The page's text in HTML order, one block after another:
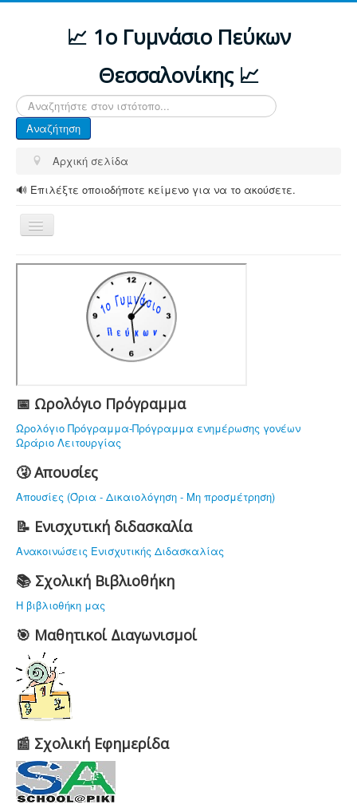
📈 1ο Γυμνάσιο Πεύκων
Θεσσαλονίκης 📈
Αναζήτηση...
Αναζήτηση
Αρχική σελίδα
🔊 Επιλέξτε οποιοδήποτε κείμενο για να το ακούσετε.
Εναλλαγή
πλοήγησης
ΑΡΧΙΚΗ
ΔΙΑΦΟΡΕΣ ΑΝΑΚΟΙΝΩΣΕΙΣ
ΤΟ ΣΧΟΛΕΙΟ ΜΑΣ
ΔΡΑΣΤΗΡΙΟΤΗΤΕΣ
ΝΟΜΟΘΕΣΙΑ
ΕΠΙΚΟΙΝΩΝΙΑ
📅 Ωρολόγιο Πρόγραμμα
Ωρολόγιο Πρόγραμμα-Πρόγραμμα ενημέρωσης γονέων
Ωράριο Λειτουργίας
🤧 Απουσίες
Απουσίες (Όρια - Δικαιολόγηση - Μη προσμέτρηση)
📝 Ενισχυτική διδασκαλία
Ανακοινώσεις Ενισχυτικής Διδασκαλίας
📚 Σχολική Βιβλιοθήκη
Η βιβλιοθήκη μας
🎯 Μαθητικοί Διαγωνισμοί
📰 Σχολική Εφημερίδα